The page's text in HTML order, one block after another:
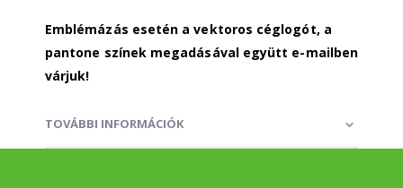
Emblémázás esetén a vektoros céglogót, a
pantone színek megadásával együtt e-mailben
várjuk!
TOVÁBBI INFORMÁCIÓK